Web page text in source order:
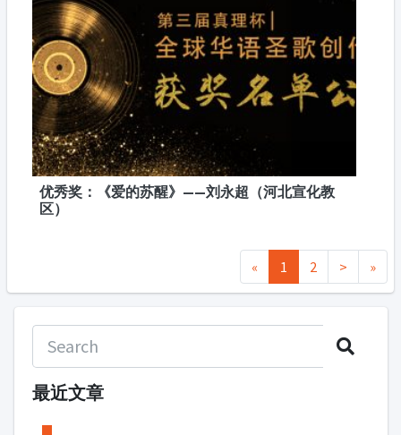
优秀奖：《爱的苏醒》——刘永超（河北宣化教
区）
« 1 2 > »
最近文章